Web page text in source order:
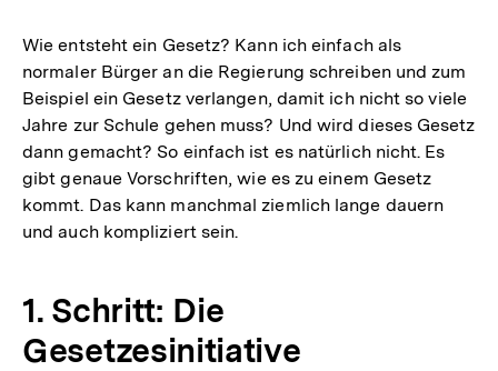
Wie entsteht ein Gesetz? Kann ich einfach als
normaler Bürger an die Regierung schreiben und zum
Beispiel ein Gesetz verlangen, damit ich nicht so viele
Jahre zur Schule gehen muss? Und wird dieses Gesetz
dann gemacht? So einfach ist es natürlich nicht. Es
gibt genaue Vorschriften, wie es zu einem Gesetz
kommt. Das kann manchmal ziemlich lange dauern
und auch kompliziert sein.
1. Schritt: Die
Gesetzesinitiative